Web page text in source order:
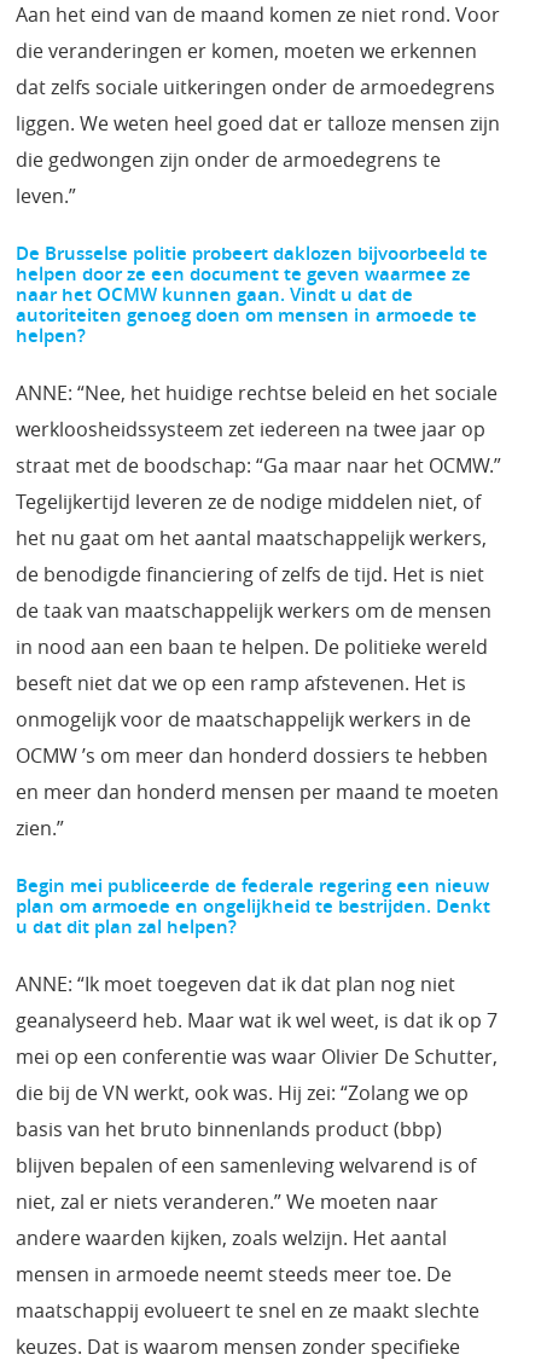
Aan het eind van de maand komen ze niet rond. Voor
die veranderingen er komen, moeten we erkennen
dat zelfs sociale uitkeringen onder de armoedegrens
liggen. We weten heel goed dat er talloze mensen zijn
die gedwongen zijn onder de armoedegrens te
leven.”
De Brusselse politie probeert daklozen bijvoorbeeld te
helpen door ze een document tegeven waarmee ze
naar het OCMW kunnen gaan. Vindt u dat de
autoriteiten genoeg doenom mensen in armoede te
helpen?
ANNE: “Nee, het huidige rechtse beleid en het sociale
werkloosheidssysteem zet iedereen na twee jaar op
straat met de boodschap: “Ga maar naar het OCMW.”
Tegelijkertijd leveren ze de nodige middelen niet, of
het nu gaat om het aantal maatschappelijk werkers,
de benodigde financiering of zelfs de tijd. Het is niet
de taak van maatschappelijk werkers om de mensen
in nood aan een baan te helpen. De politieke wereld
beseft niet dat we op een ramp afstevenen. Het is
onmogelijk voor de maatschappelijk werkers in de
OCMW ’s om meer dan honderd dossiers te hebben
en meer dan honderd mensen per maand te moeten
zien.”
Begin mei publiceerde de federale regering een nieuw
plan om armoede en ongelijkheid te bestrijden. Denkt
u dat dit plan zal helpen?
ANNE: “Ik moet toegeven dat ik dat plan nog niet
geanalyseerd heb. Maar wat ik wel weet, is dat ik op 7
mei op een conferentie was waar Olivier De Schutter,
die bij de VN werkt, ook was. Hij zei: “Zolang we op
basis van het bruto binnenlands product (bbp)
blijven bepalen of een samenleving welvarend is of
niet, zal er niets veranderen.” We moeten naar
andere waarden kijken, zoals welzijn. Het aantal
mensen in armoede neemt steeds meer toe. De
maatschappij evolueert te snel en ze maakt slechte
keuzes. Dat is waarom mensen zonder specifieke